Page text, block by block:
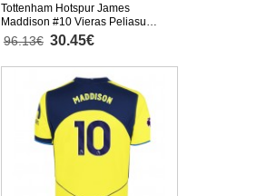
Tottenham Hotspur James
Maddison #10 Vieras Peliasu
Lasten 2025-26 Lyhythihainen (+
Lyhyet housut)
96.13€ 30.45€